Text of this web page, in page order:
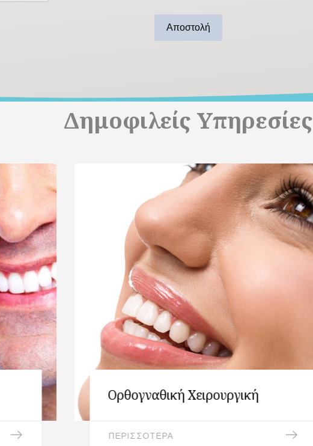
Αποστολή
Δημοφιλείς Υπηρεσίες
Ορθογναθική Χειρουργική
ΠΕΡΙΣΣΟΤΕΡΑ